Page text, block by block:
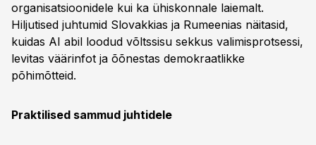
organisatsioonidele kui ka ühiskonnale laiemalt.
Hiljutised juhtumid Slovakkias ja Rumeenias näitasid,
kuidas AI abil loodud võltssisu sekkus valimisprotsessi,
levitas väärinfot ja õõnestas demokraatlikke
põhimõtteid.
Praktilised sammud juhtidele